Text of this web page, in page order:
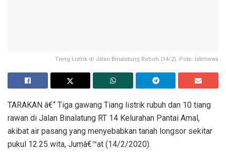
Tiang Listrik di Jalan Binalatung Roboh (14/2). Poto: Istimewa
TARAKAN â€“ Tiga gawang Tiang listrik rubuh dan 10 tiang
rawan di Jalan Binalatung RT 14 Kelurahan Pantai Amal,
akibat air pasang yang menyebabkan tanah longsor sekitar
pukul 12.25 wita, Jumâ€™at (14/2/2020).